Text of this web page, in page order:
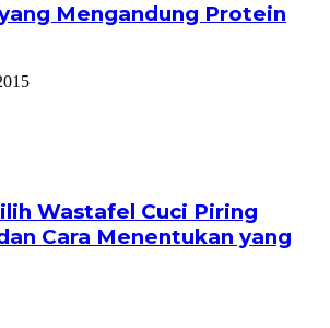
Mengandung Protein
Wastafel Cuci Piring
Cara Menentukan yang